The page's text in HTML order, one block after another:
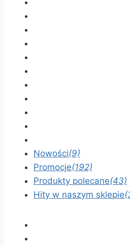
Nowości(9)
Promocje(192)
Produkty polecane(43)
Hity w naszym sklepie